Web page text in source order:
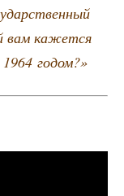
вам кажет­ся
годом?»